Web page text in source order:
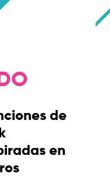
de
en